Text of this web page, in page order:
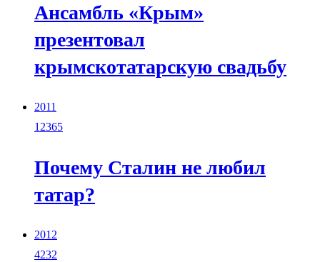
Ансамбль «Крым»
презентовал
крымскотатарскую свадьбу
2011
12365
Почему Сталин не любил
татар?
2012
4232